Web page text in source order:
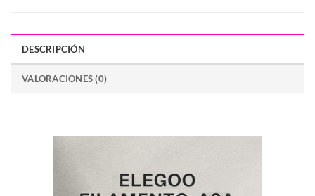
DESCRIPCIÓN
VALORACIONES (0)